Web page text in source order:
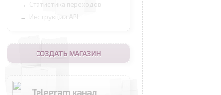
→ Статистика переходов
→ Инструкции API
СОЗДАТЬ МАГАЗИН
Telegram канал